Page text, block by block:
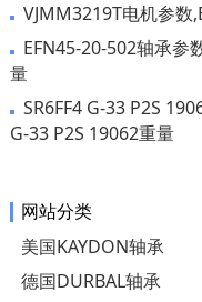
VJMM3219T电机参数
EFN45-20-502轴承参
量
SR6FF4 G-33 P2S
G-33 P2S 19062重量
网站分类
美国KAYDON轴承
德国DURBAL轴承